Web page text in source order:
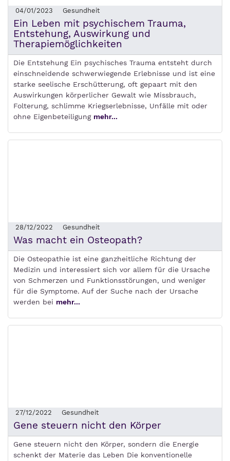
04/01/2023 Gesundheit
Ein Leben mit psychischem Trauma,
Entstehung, Auswirkung und
Therapiemöglichkeiten
Die Entstehung Ein psychisches Trauma entsteht durch
einschneidende schwerwiegende Erlebnisse und ist eine
starke seelische Erschütterung, oft gepaart mit den
Auswirkungen körperlicher Gewalt wie Missbrauch,
Folterung, schlimme Kriegserlebnisse, Unfälle mit oder
ohne Eigenbeteiligung mehr...
28/12/2022 Gesundheit
Was macht ein Osteopath?
Die Osteopathie ist eine ganzheitliche Richtung der
Medizin und interessiert sich vor allem für die Ursache
von Schmerzen und Funktionsstörungen, und weniger
für die Symptome. Auf der Suche nach der Ursache
werden bei mehr...
27/12/2022 Gesundheit
Gene steuern nicht den Körper
Gene steuern nicht den Körper, sondern die Energie
schenkt der Materie das Leben Die konventionelle